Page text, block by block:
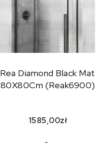
Rea Diamond Black Mat
80X80Cm (Reak6900)
1585,00zł